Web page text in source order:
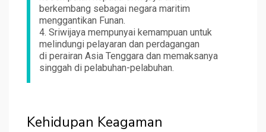
berkembang sebagai negara maritim
menggantikan Funan.
4. Sriwijaya mempunyai kemampuan untuk
melindungi pelayaran dan perdagangan
di perairan Asia Tenggara dan memaksanya
singgah di pelabuhan-pelabuhan.
Kehidupan Keagaman